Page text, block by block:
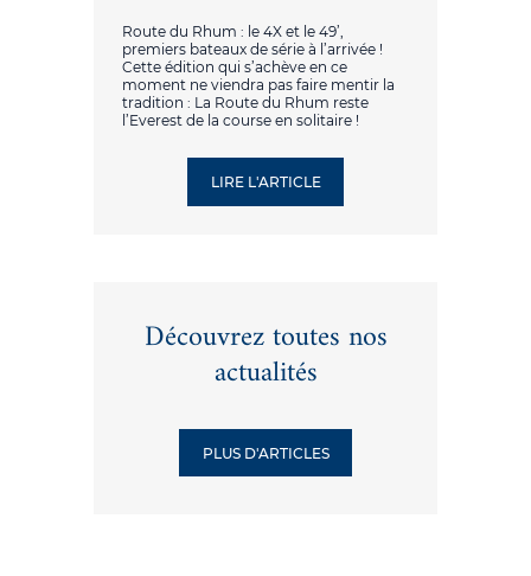
Route du Rhum : le 4X et le 49’,
premiers bateaux de série à l’arrivée !
Cette édition qui s’achève en ce
moment ne viendra pas faire mentir la
tradition : La Route du Rhum reste
l’Everest de la course en solitaire !
LIRE L'ARTICLE
Découvrez toutes nos
actualités
PLUS D'ARTICLES